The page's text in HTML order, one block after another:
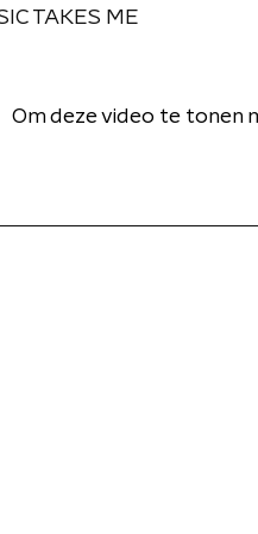
TAKES ME
Om deze video te tonen